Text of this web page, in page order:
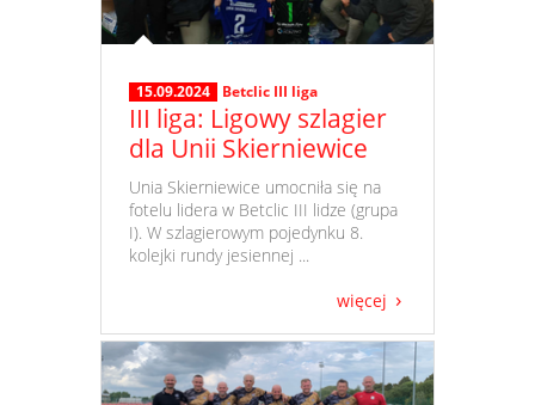
15.09.2024 Betclic III liga
III liga: Ligowy szlagier
dla Unii Skierniewice
​ Unia Skierniewice umocniła się na
fotelu lidera w Betclic III lidze (grupa
I). W szlagierowym pojedynku 8.
kolejki rundy jesiennej ...
więcej